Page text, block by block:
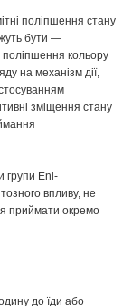
поліпшення стану
бути —
поліпшення кольору
на механізм дії,
зміщення стану
групи Eni-
впливу, не
приймати окремо
до їди або